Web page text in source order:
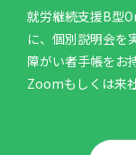
就労継続支援B型
に、個別説明会を
障がい者手帳をお
Zoomもしくは来